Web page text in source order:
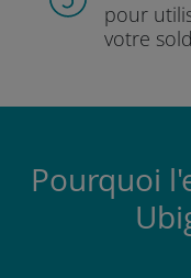
pour
votre
Pourquoi